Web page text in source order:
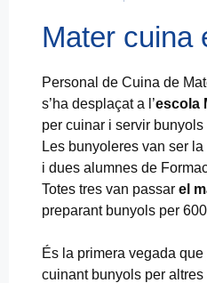
Mater cuina
Personal de Cuina de
s’ha desplaçat a l’escola
per cuinar i servir
Les bunyoleres van ser
i dues alumnes de
Totes tres van passar el
preparant bunyols per
És la primera vegada
cuinant bunyols per